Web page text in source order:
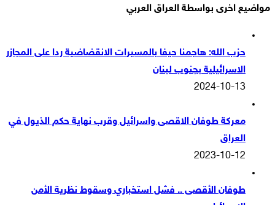
مواضيع اخرى بواسطة العراق العربي
حزب الله: هاجمنا حيفا بالمسيرات الانقضاضية ردا على المجازر
الاسرائيلية بجنوب لبنان
2024-10-13
معركة طوفان الاقصى واسرائيل وقرب نهاية حكم الذيول في
العراق
2023-10-12
طوفان الأقصى .. فشل استخباري وسقوط نظرية الأمن